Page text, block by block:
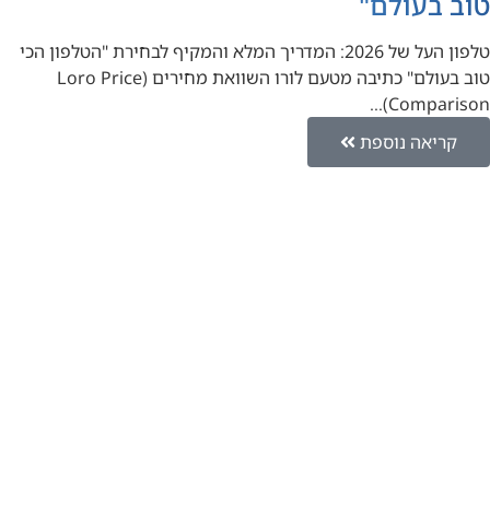
טלפון העל של 2026: המדריך המלא והמקיף לבחירת "הטלפון הכי
טוב בעולם" כתיבה מטעם לורו השוואת מחירים (Loro Price
Comparison)…
קריאה נוספת